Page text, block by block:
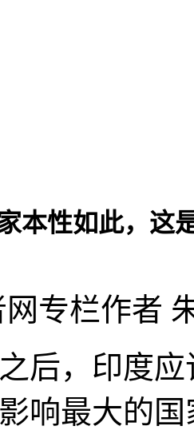
本性如此，这
网专栏作者
后，印度
响最大的